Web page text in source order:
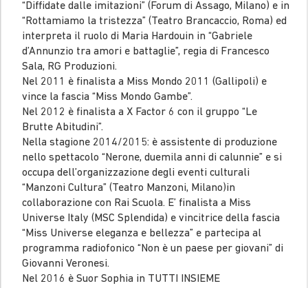
“Diffidate dalle imitazioni” (Forum di Assago, Milano) e in
“Rottamiamo la tristezza” (Teatro Brancaccio, Roma) ed
interpreta il ruolo di Maria Hardouin in “Gabriele
d’Annunzio tra amori e battaglie”, regia di Francesco
Sala, RG Produzioni.
Nel 2011 è finalista a Miss Mondo 2011 (Gallipoli) e
vince la fascia “Miss Mondo Gambe”.
Nel 2012 è finalista a X Factor 6 con il gruppo “Le
Brutte Abitudini”.
Nella stagione 2014/2015: è assistente di produzione
nello spettacolo “Nerone, duemila anni di calunnie” e si
occupa dell’organizzazione degli eventi culturali
“Manzoni Cultura” (Teatro Manzoni, Milano)in
collaborazione con Rai Scuola. E’ finalista a Miss
Universe Italy (MSC Splendida) e vincitrice della fascia
“Miss Universe eleganza e bellezza” e partecipa al
programma radiofonico “Non è un paese per giovani” di
Giovanni Veronesi.
Nel 2016 è Suor Sophia in TUTTI INSIEME